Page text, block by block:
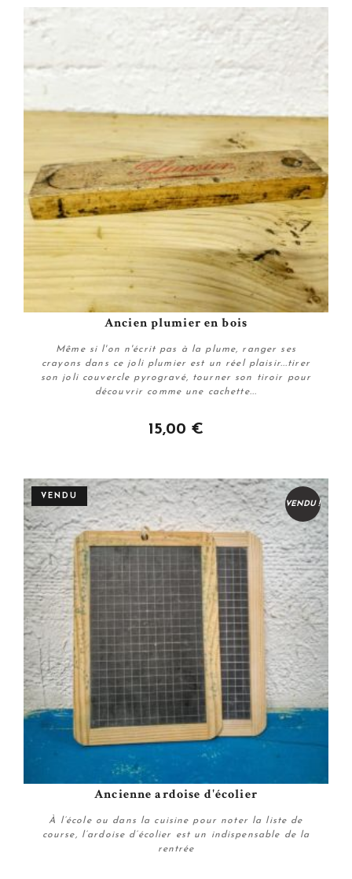
Ancien plumier en bois
Même si l'on n'écrit pas à la plume, ranger ses
crayons dans ce joli plumier est un réel plaisir...tirer
son joli couvercle pyrogravé, tourner son tiroir pour
découvrir comme une cachette...
15,00 €
VENDU !
VENDU
Ancienne ardoise d'écolier
À l’école ou dans la cuisine pour noter la liste de
course, l’ardoise d’écolier est un indispensable de la
rentrée